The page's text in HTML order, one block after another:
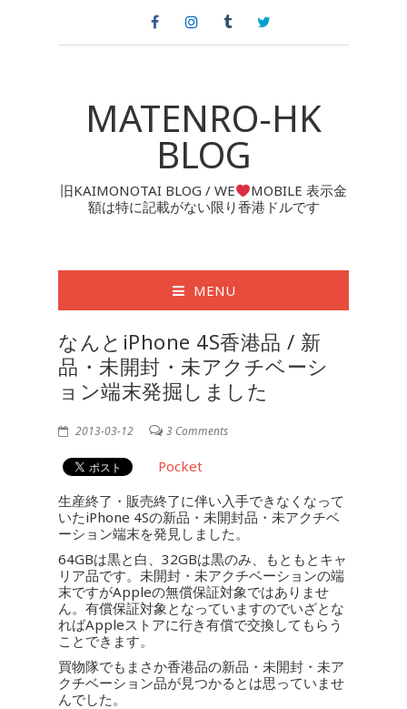
MATENRO-HK
BLOG
旧KAIMONOTAI BLOG / WE
MOBILE 表示金
額は特に記載がない限り香港ドルです
MENU
なんとiPhone 4S香港品 / 新
品・未開封・未アクチベーシ
ョン端末発掘しました
2013-03-12 3 Comments
Pocket
生産終了・販売終了に伴い入手できなくなって
いたiPhone 4Sの新品・未開封品・未アクチベ
ーション端末を発見しました。
64GBは黒と白、32GBは黒のみ、もともとキャ
リア品です。未開封・未アクチベーションの端
末ですがAppleの無償保証対象ではありませ
ん。有償保証対象となっていますのでいざとな
ればAppleストアに行き有償で交換してもらう
ことできます。
買物隊でもまさか香港品の新品・未開封・未ア
クチベーション品が見つかるとは思っていませ
んでした。